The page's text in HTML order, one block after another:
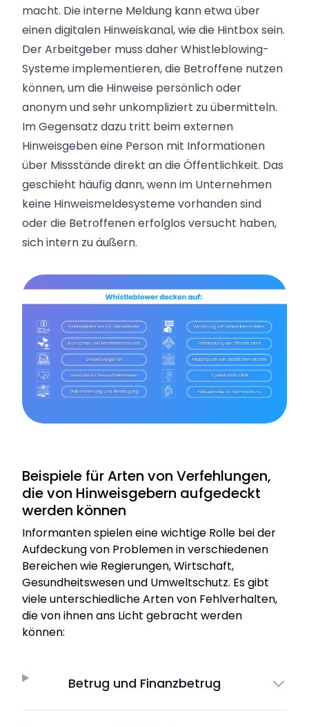
macht. Die interne Meldung kann etwa über
einen digitalen Hinweiskanal, wie die Hintbox sein.
Der Arbeitgeber muss daher Whistleblowing-
Systeme implementieren, die Betroffene nutzen
können, um die Hinweise persönlich oder
anonym und sehr unkompliziert zu übermitteln.
Im Gegensatz dazu tritt beim externen
Hinweisgeben eine Person mit Informationen
über Missstände direkt an die Öffentlichkeit. Das
geschieht häufig dann, wenn im Unternehmen
keine Hinweismeldesysteme vorhanden sind
oder die Betroffenen erfolglos versucht haben,
sich intern zu äußern.
Beispiele für Arten von Verfehlungen,
die von Hinweisgebern aufgedeckt
werden können
Informanten spielen eine wichtige Rolle bei der
Aufdeckung von Problemen in verschiedenen
Bereichen wie Regierungen, Wirtschaft,
Gesundheitswesen und Umweltschutz. Es gibt
viele unterschiedliche Arten von Fehlverhalten,
die von ihnen ans Licht gebracht werden
können:
Betrug und Finanzbetrug